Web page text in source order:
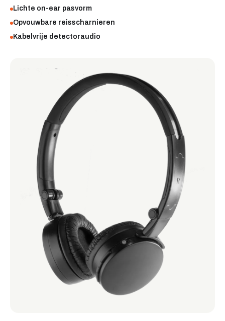
Lichte on-ear pasvorm
Opvouwbare reisscharnieren
Kabelvrije detectoraudio